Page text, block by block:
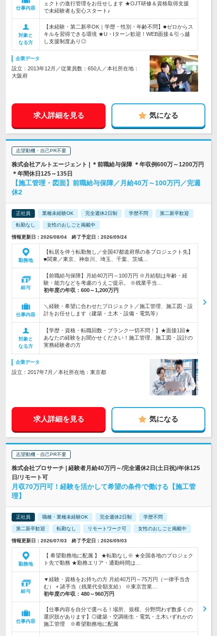
仕事内容
ェクトの進行管理をお任せします ★OJT研修＆資格取得支援
で未経験者も安心スタート♪
対象と
なる方
【未経験・第二新卒OK｜学歴・性別・年齢不問】■ゼロからス
キルを習得できる環境 ★U・Iターン歓迎！WEB面接＆引っ越
し支援制度あり◎
企業データ
設立：2013年12月／従業員数：650人／本社所在地：
大阪府
求人詳細を見る 気になる
志望動機・自己PR不要
株式会社アルトエージェント | ＊前職給与保障 ＊年収例600万～1200万円
＊年間休日125～135日
【施工管理・図面】前職給与保障／月給40万～100万円／完週
休2
正社員 業種未経験OK 完全週休2日制 学歴不問 第二新卒歓迎
転勤なし 女性のおしごと掲載中
情報更新日：2026/08/04 終了予定日：2026/09/24
勤務地
【転居を伴う転勤無し／全国47都道府県の各プロジェクト先】
■関東／東京、神奈川、埼玉、千葉、茨城…
給与
【前職給与保障】月給40万円～100万円 ※月給額は年齢・経
験・能力などを考慮のうえご提示。 ※残業手当…
初年度の年収： 600～1,200万円
仕事内容
＼経験・希望に合わせたプロジェクト／施工管理、施工図・設
計をお任せします（建築・土木・設備・電気等）
対象と
なる方
【学歴・資格・転職回数・ブランク一切不問！】★面接1回★
あなたの経験をお聞かせください！施工管理、施工図・設計の
実務経験者の方
企業データ
設立：2017年7月／本社所在地：東京都
求人詳細を見る 気になる
志望動機・自己PR不要
株式会社プロサーチ | 経験者月給40万円～/完全週休2日(土日祝)/年休125
日/リモート可
月収70万円可！経験を活かして希望の条件で働ける【施工管
理】
正社員 職種・業種未経験OK 完全週休2日制 学歴不問
第二新卒歓迎 転勤なし リモートワーク可 女性のおしごと掲載中
情報更新日：2026/07/03 終了予定日：2026/09/03
勤務地
【 希望勤務地に配属 】 ★転勤なし※ ★全国各地のプロジェク
ト先で勤務 ★勤務エリア・通勤時間は…
給与
▼経験・資格をお持ちの方 月給40万円～75万円（一律手当含
む） + 諸手当（残業代全額支給） ※東京営業…
初年度の年収： 480～960万円
仕事内容
【仕事内容を自分で選べる！場所、規模、分野問わず数多くの
選択肢があります】◎建築・空調衛生・電気・土木いずれかの
施工管理 ※希望勤務地に配属